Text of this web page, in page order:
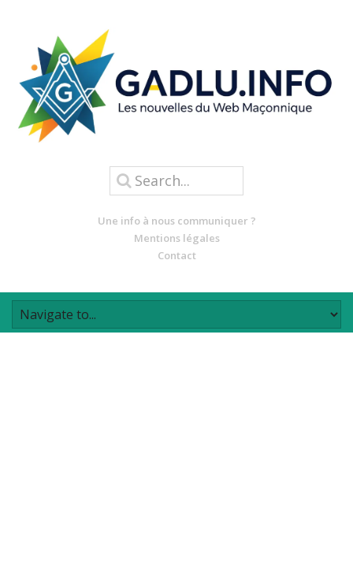
Une info à nous communiquer ?
Mentions légales
Contact